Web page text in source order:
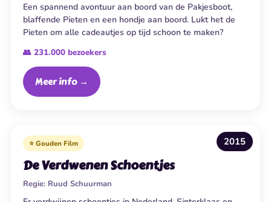
Een spannend avontuur aan boord van de Pakjesboot,
blaffende Pieten en een hondje aan boord. Lukt het de
Pieten om alle cadeautjes op tijd schoon te maken?
👥 231.000 bezoekers
Meer info →
2015
⭐ Gouden Film
De Verdwenen Schoentjes
Regie: Ruud Schuurman